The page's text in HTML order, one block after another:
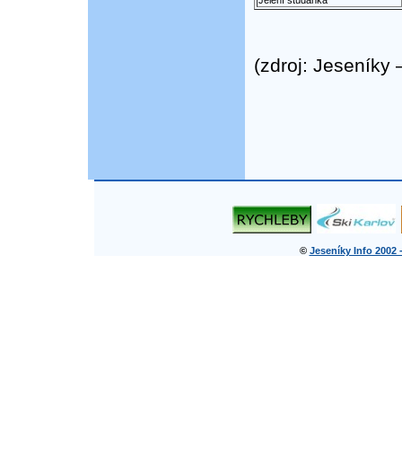
(zdroj: Jeseníky
© Jeseníky Info 2002